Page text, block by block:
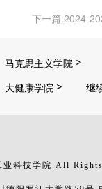
下一篇:2024-
马克思主义学院
大健康学院
继
业科技学院.All